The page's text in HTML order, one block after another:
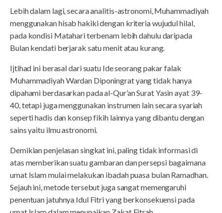
Lebih dalam lagi, secara analitis-astronomi, Muhammadiyah
menggunakan hisab hakiki dengan kriteria wujudul hilal,
pada kondisi Matahari terbenam lebih dahulu daripada
Bulan kendati berjarak satu menit atau kurang.
Ijtihad ini berasal dari suatu Ide seorang pakar falak
Muhammadiyah Wardan Diponingrat yang tidak hanya
dipahami berdasarkan pada al-Qur’an Surat Yasin ayat 39-
40, tetapi juga menggunakan instrumen lain secara syariah
seperti hadis dan konsep fikih lainnya yang dibantu dengan
sains yaitu ilmu astronomi.
Demikian penjelasan singkat ini, paling tidak informasi di
atas memberikan suatu gambaran dan persepsi bagaimana
umat Islam mulai melakukan ibadah puasa bulan Ramadhan.
Sejauh ini, metode tersebut juga sangat memengaruhi
penentuan jatuhnya Idul Fitri yang berkonsekuensi pada